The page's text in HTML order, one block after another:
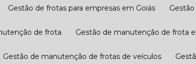
Gestão de frotas para empresas em Goiás
de frota Gestão de manutenção de frota
Gestão de manutenção de frotas de veículos